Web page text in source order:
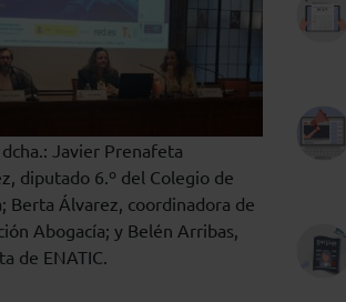
Javier Prenafeta
diputado 6.º del Colegio de
Berta Álvarez, coordinadora de
Abogacía; y Belén Arribas,
de ENATIC.